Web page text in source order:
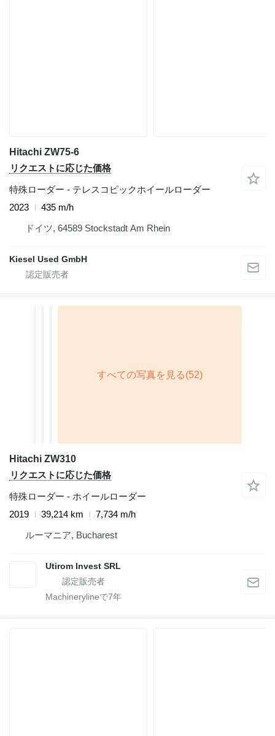
Hitachi ZW75-6
リクエストに応じた価格
特殊ローダー - テレスコピックホイールローダー
2023
435 m/h
ドイツ, 64589 Stockstadt Am Rhein
Kiesel Used GmbH
Hitachi ZW310
リクエストに応じた価格
特殊ローダー - ホイールローダー
2019
39,214 km
7,734 m/h
ルーマニア, Bucharest
Utirom Invest SRL
Machinerylineで7年